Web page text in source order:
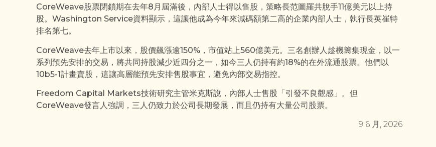
CoreWeave股票閉鎖期在去年8月屆滿後，內部人士得以售股，策略長范圖羅共脫手11億美元以上持
股。Washington Service資料顯示，這讓他成為今年來減碼額第二高的企業內部人士，執行長英崔特
排名第七。
CoreWeave去年上市以來，股價飆漲逾150%，市值站上560億美元。三名創辦人趁機籌集現金，以一
系列預先安排的交易，將共同持股減少近四分之一，如今三人仍持有約18%的在外流通股票。他們以
10b5-1計畫賣股，這讓高層能預先安排售股事宜，避免內部交易指控。
Freedom Capital Markets技術研究主管米克斯說，內部人士售股「引發不良觀感」。但
CoreWeave發言人強調，三人仍致力於公司長期發展，而且仍持有大量公司股票。
9 6 月, 2026